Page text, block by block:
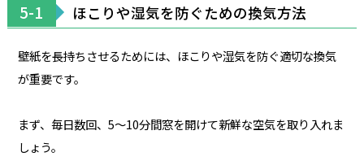
5-1 ほこりや湿気を防ぐための換気方法
壁紙を長持ちさせるためには、ほこりや湿気を防ぐ適切な換気
が重要です。
まず、毎日数回、5〜10分間窓を開けて新鮮な空気を取り入れま
しょう。